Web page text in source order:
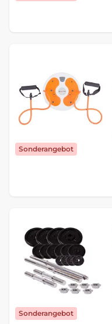
Sonderangebot
Sonderangebot